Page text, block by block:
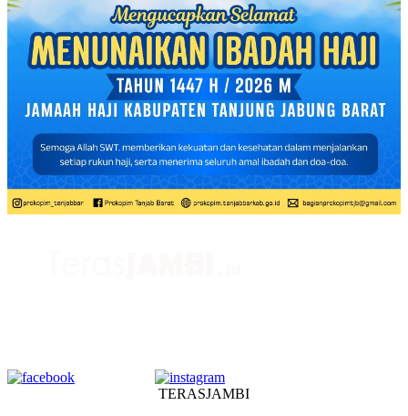
TERASJAMBI